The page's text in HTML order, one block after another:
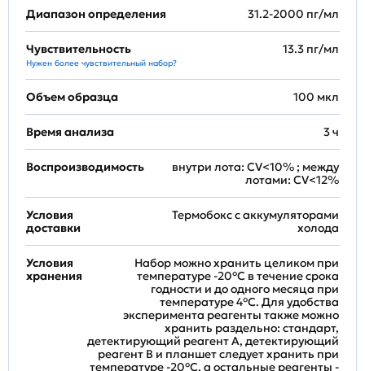
Диапазон определения 31.2-2000 пг/мл
Чувствительность
Нужен более чувствительный набор?
13.3 пг/мл
Объем образца 100 мкл
Время анализа 3 ч
Воспроизводимость
внутри лота: CV<10% ; между
лотами: CV<12%
Условия
доставки
Термобокс с аккумуляторами
холода
Условия
хранения
Набор можно хранить целиком при
температуре -20°C в течение срока
годности и до одного месяца при
температуре 4°C. Для удобства
эксперимента реагенты также можно
хранить раздельно: стандарт,
детектирующий реагент A, детектирующий
реагент B и планшет следует хранить при
температуре -20°C, а остальные реагенты -